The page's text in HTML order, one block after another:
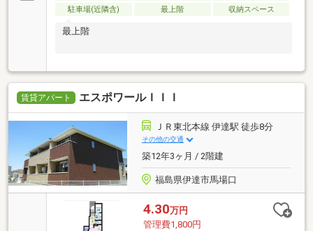
駐車場(近隣含)
最上階 収納スペース
最上階
賃貸アパート エスポワールＩＩＩ
ＪＲ東北本線 伊達駅 徒歩8分
その他の交通
築12年3ヶ月 / 2階建
福島県伊達市馬場口
4.30万円
管理費1,800円